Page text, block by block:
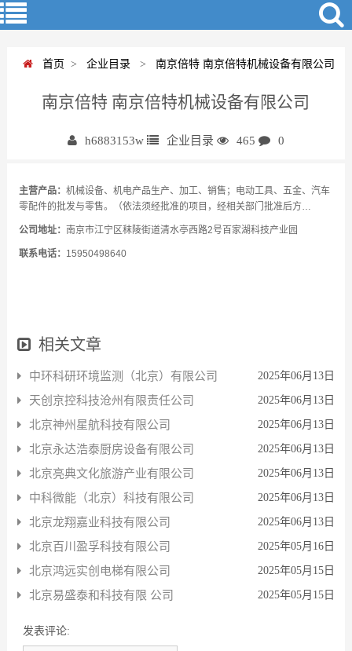
首页 > 企业目录 > 南京倍特 南京倍特机械设备有限公司
南京倍特 南京倍特机械设备有限公司
h6883153w 企业目录 465 0
主营产品： 机械设备、机电产品生产、加工、销售；电动工具、五金、汽车
零配件的批发与零售。（依法须经批准的项目，经相关部门批准后方…
公司地址： 南京市江宁区秣陵街道清水亭西路2号百家湖科技产业园
联系电话： 15950498640
相关文章
中环科研环境监测（北京）有限公司 2025年06月13日
天创京控科技沧州有限责任公司 2025年06月13日
北京神州星航科技有限公司 2025年06月13日
北京永达浩泰厨房设备有限公司 2025年06月13日
北京亮典文化旅游产业有限公司 2025年06月13日
中科微能（北京）科技有限公司 2025年06月13日
北京龙翔嘉业科技有限公司 2025年06月13日
北京百川盈孚科技有限公司 2025年05月16日
北京鸿远实创电梯有限公司 2025年05月15日
北京易盛泰和科技有限 公司 2025年05月15日
发表评论: